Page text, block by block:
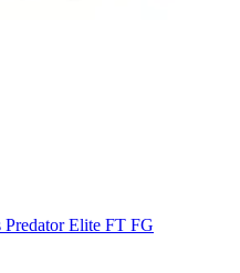
Predator Elite FT FG